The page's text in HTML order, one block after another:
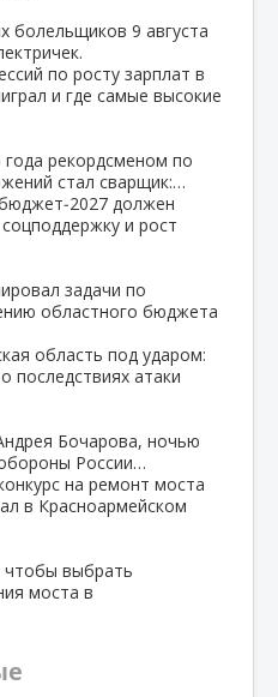
болельщиков 9 августа
по росту зарплат в
и где самые высокие
рекордсменом по
стал сварщик:…
должен
и рост
задачи по
областного бюджета
область под ударом:
последствиях атаки
Бочарова, ночью
России…
на ремонт моста
в Красноармейском
чтобы выбрать
моста в